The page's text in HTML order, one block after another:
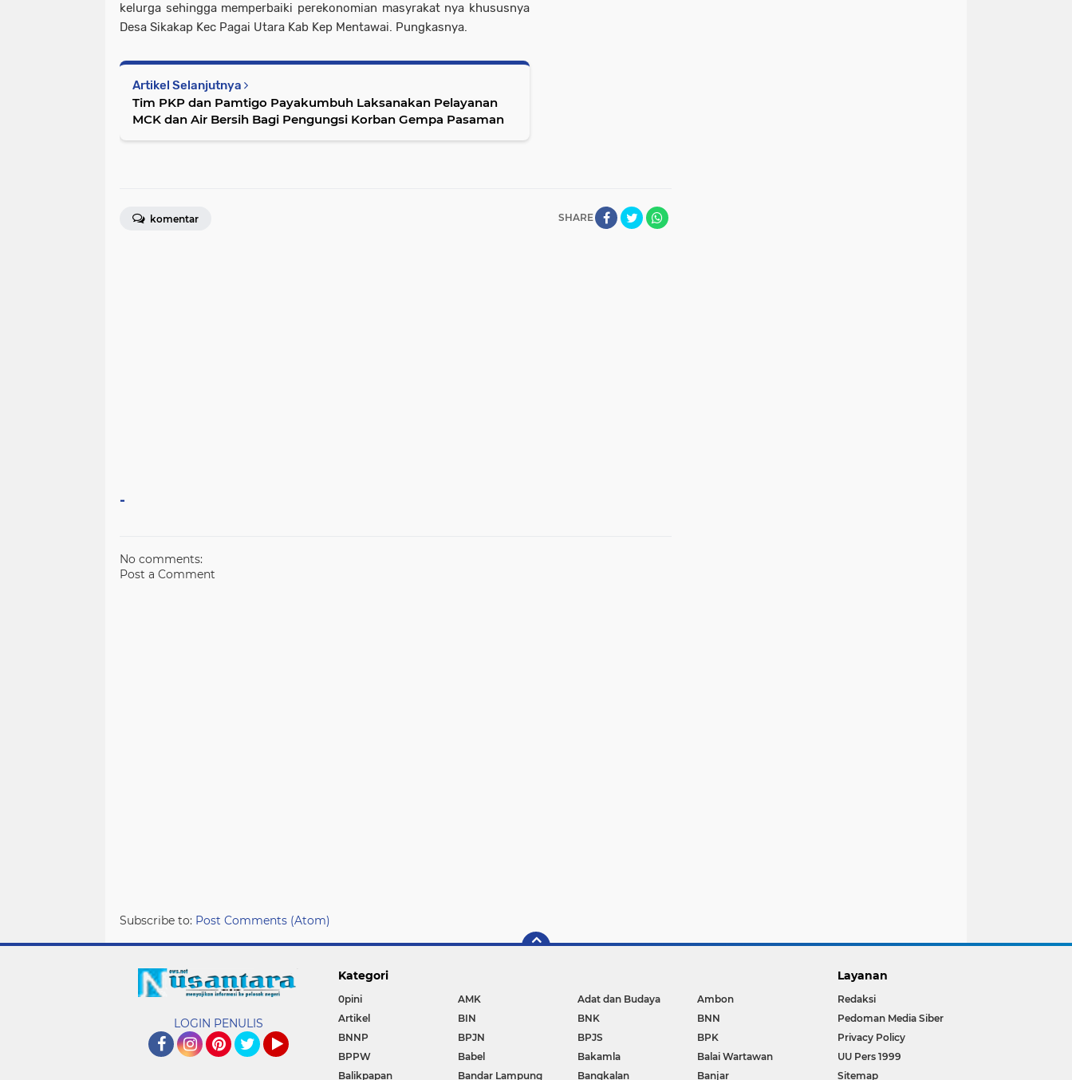
kelurga sehingga memperbaiki perekonomian masyrakat nya khususnya
Desa Sikakap Kec Pagai Utara Kab Kep Mentawai. Pungkasnya.
Artikel Selanjutnya
Tim PKP dan Pamtigo Payakumbuh Laksanakan Pelayanan
MCK dan Air Bersih Bagi Pengungsi Korban Gempa Pasaman
SHARE
komentar
-
No comments:
Post a Comment
Subscribe to: Post Comments (Atom)
LOGIN PENULIS
Kategori
0pini AMK Adat dan Budaya
Ambon
Artikel
BIN BNK
BNN
BNNP
BPJN BPJS
BPK
BPPW
Babel Bakamla
Balai Wartawan
Balikpapan
Bandar Lampung Bangkalan Banjar
Layanan
Redaksi
Pedoman Media Siber
Privacy Policy
UU Pers 1999
Sitemap